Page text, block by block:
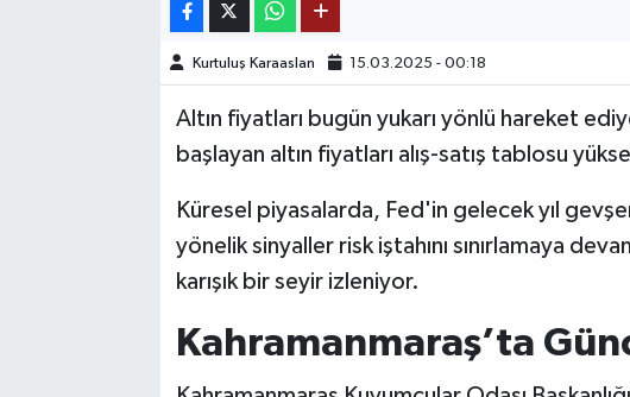
Kurtuluş Karaaslan 15.03.2025 - 00:18
Altın fiyatları bugün yukarı yönlü hareket
başlayan altın fiyatları alış-satış tablosu
Küresel piyasalarda, Fed'in gelecek yıl
yönelik sinyaller risk iştahını sınırlamaya
karışık bir seyir izleniyor.
Kahramanmaraş’ta
OTOMOTİV
KÜLTÜR SANAT